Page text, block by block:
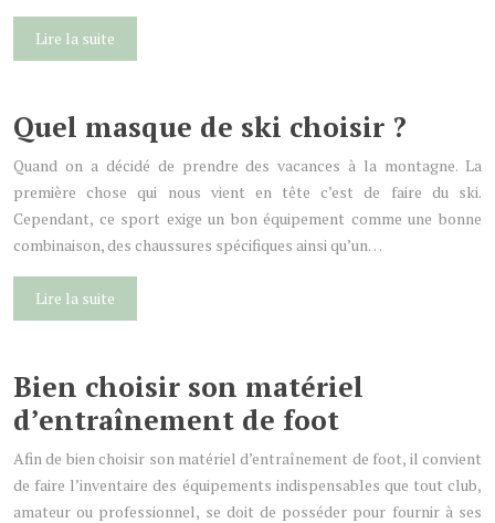
Lire la suite
Quel masque de ski choisir ?
Quand on a décidé de prendre des vacances à la montagne. La
première chose qui nous vient en tête c’est de faire du ski.
Cependant, ce sport exige un bon équipement comme une bonne
combinaison, des chaussures spécifiques ainsi qu’un…
Lire la suite
Bien choisir son matériel
d’entraînement de foot
Afin de bien choisir son matériel d’entraînement de foot, il convient
de faire l’inventaire des équipements indispensables que tout club,
amateur ou professionnel, se doit de posséder pour fournir à ses